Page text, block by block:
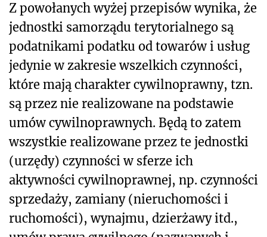
Z powołanych wyżej przepisów wynika, że
jednostki samorządu terytorialnego są
podatnikami podatku od towarów i usług
jedynie w zakresie wszelkich czynności,
które mają charakter cywilnoprawny, tzn.
są przez nie realizowane na podstawie
umów cywilnoprawnych. Będą to zatem
wszystkie realizowane przez te jednostki
(urzędy) czynności w sferze ich
aktywności cywilnoprawnej, np. czynności
sprzedaży, zamiany (nieruchomości i
ruchomości), wynajmu, dzierżawy itd.,